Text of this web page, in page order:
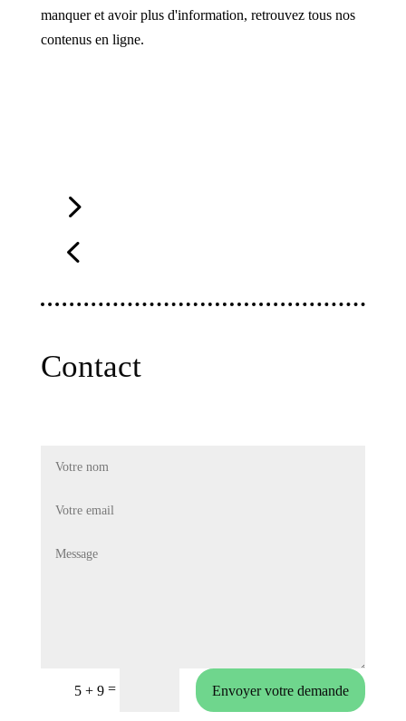
manquer et avoir plus d'information, retrouvez tous nos
contenus en ligne.
Contact
5 + 9 = Envoyer votre demande